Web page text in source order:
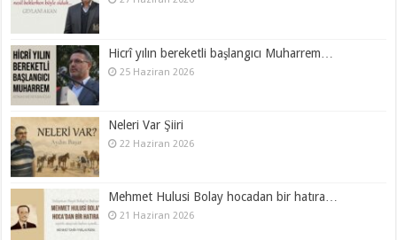
Hicrî yılın bereketli başlangıcı Muharrem…
25 Haziran 2026
Neleri Var Şiiri
22 Haziran 2026
Mehmet Hulusi Bolay hocadan bir hatıra…
21 Haziran 2026